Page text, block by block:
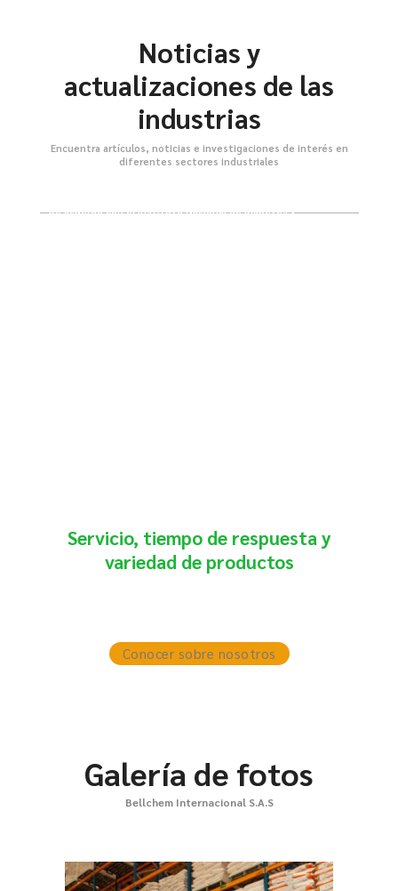
Noticias y
actualizaciones de las
industrias
Encuentra artículos, noticias e investigaciones de interés en
diferentes sectores industriales
De acuerdo con el Instituto Nacional de Diabetes y
Servicio, tiempo de respuesta y
variedad de productos
Conocer sobre nosotros
Galería de fotos
Bellchem Internacional S.A.S